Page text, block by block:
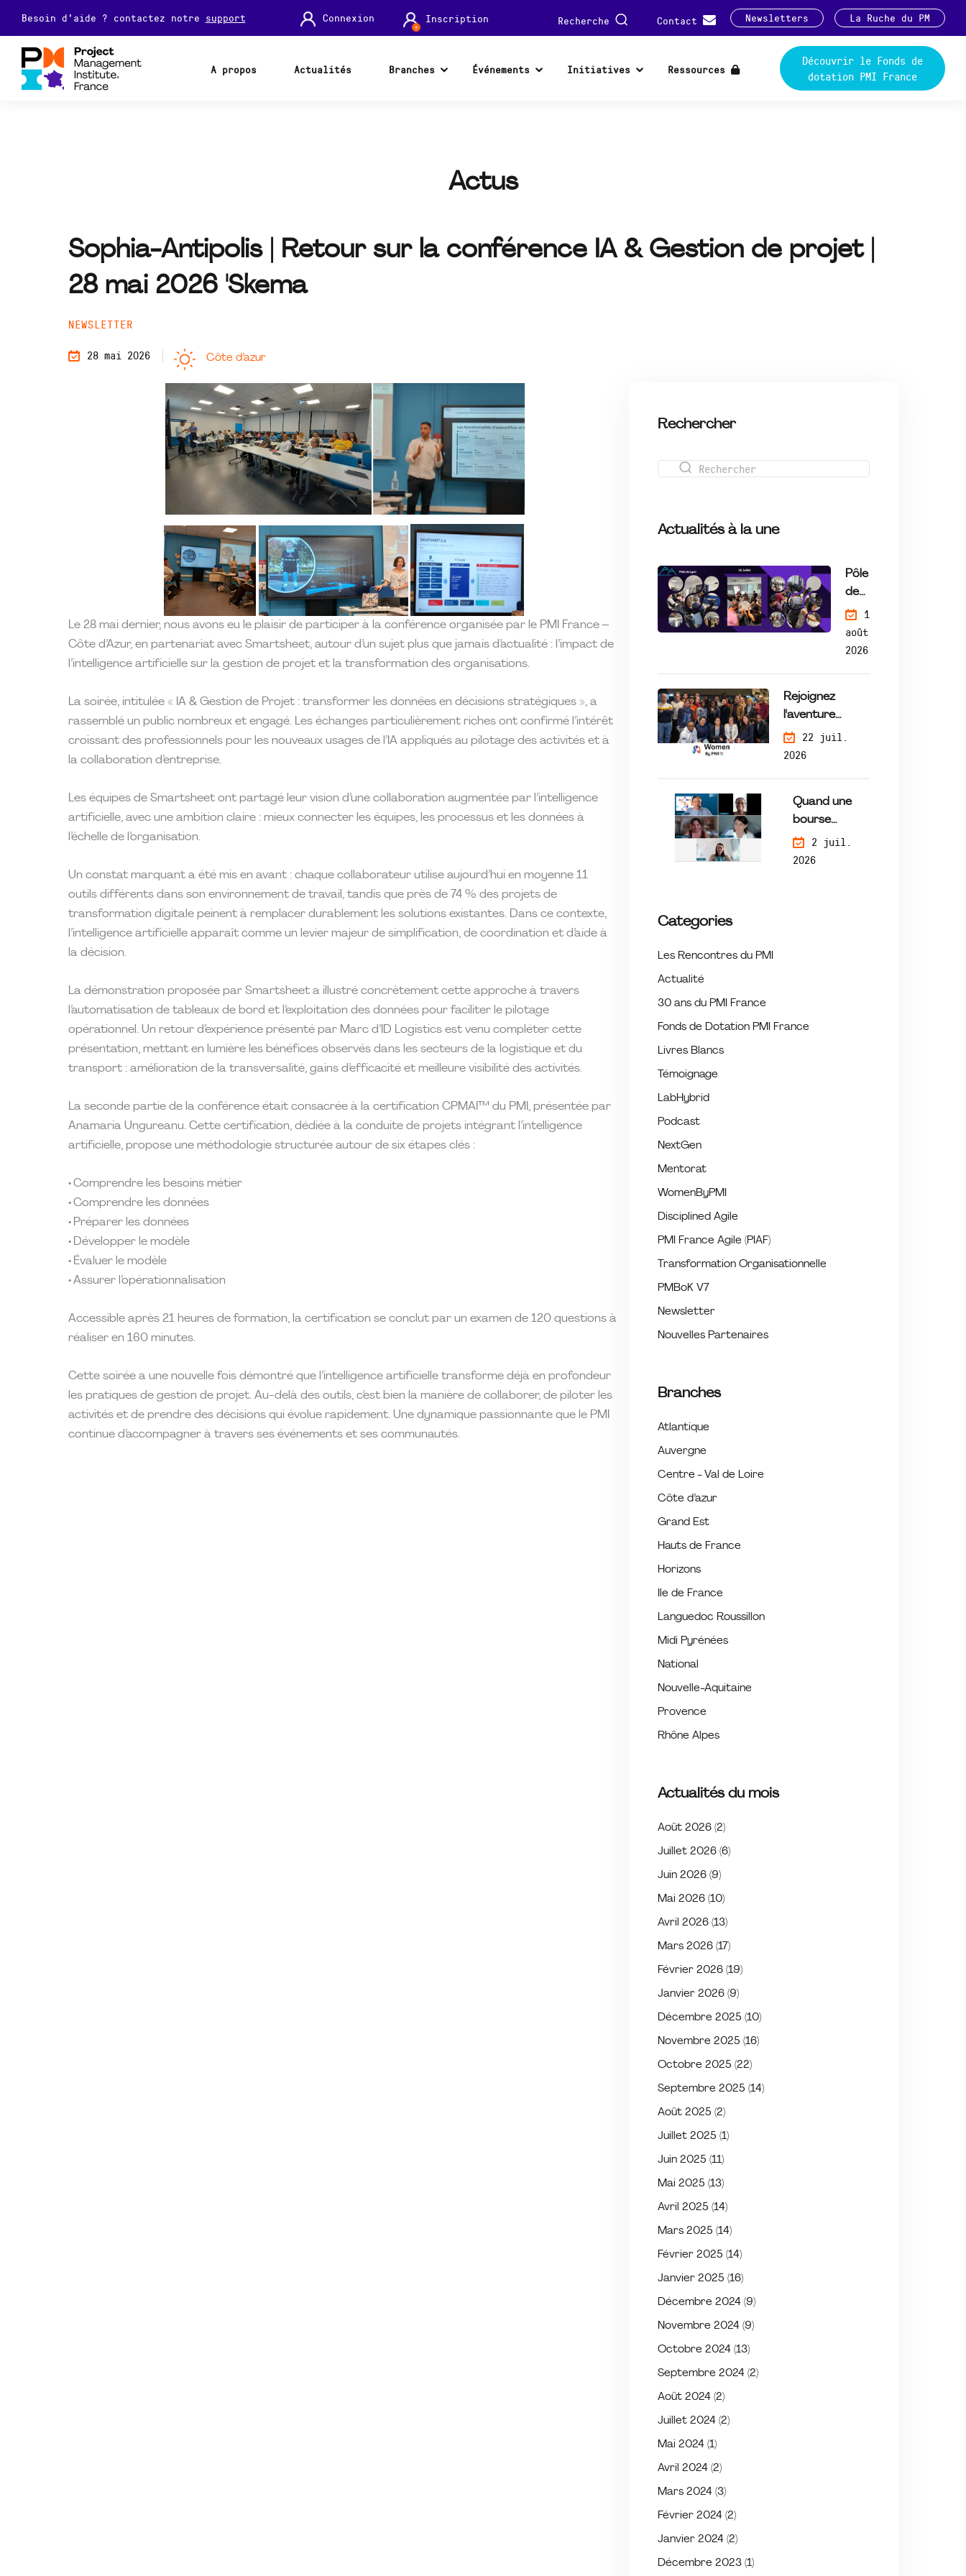
Besoin d'aide ? contactez notre support Connexion Inscription Recherche Contact Newsletters La Ruche du PM
A propos Actualités Branches Événements Initiatives Ressources
Découvrir le Fonds de
dotation PMI France
Actus
Sophia-Antipolis | Retour sur la conférence IA & Gestion de projet |
28 mai 2026 'Skema
NEWSLETTER
28 mai 2026 Côte d’azur
Le 28 mai dernier, nous avons eu le plaisir de participer à la conférence organisée par le PMI France –
Côte d’Azur, en partenariat avec Smartsheet, autour d’un sujet plus que jamais d’actualité : l’impact de
l’intelligence artificielle sur la gestion de projet et la transformation des organisations.
La soirée, intitulée « IA & Gestion de Projet : transformer les données en décisions stratégiques », a
rassemblé un public nombreux et engagé. Les échanges particulièrement riches ont confirmé l’intérêt
croissant des professionnels pour les nouveaux usages de l’IA appliqués au pilotage des activités et à
la collaboration d’entreprise.
Les équipes de Smartsheet ont partagé leur vision d’une collaboration augmentée par l’intelligence
artificielle, avec une ambition claire : mieux connecter les équipes, les processus et les données à
l’échelle de l’organisation.
Un constat marquant a été mis en avant : chaque collaborateur utilise aujourd’hui en moyenne 11
outils différents dans son environnement de travail, tandis que près de 74 % des projets de
transformation digitale peinent à remplacer durablement les solutions existantes. Dans ce contexte,
l’intelligence artificielle apparaît comme un levier majeur de simplification, de coordination et d’aide à
la décision.
La démonstration proposée par Smartsheet a illustré concrètement cette approche à travers
l’automatisation de tableaux de bord et l’exploitation des données pour faciliter le pilotage
opérationnel. Un retour d’expérience présenté par Marc d’ID Logistics est venu compléter cette
présentation, mettant en lumière les bénéfices observés dans les secteurs de la logistique et du
transport : amélioration de la transversalité, gains d’efficacité et meilleure visibilité des activités.
La seconde partie de la conférence était consacrée à la certification CPMAI™ du PMI, présentée par
Anamaria Ungureanu. Cette certification, dédiée à la conduite de projets intégrant l’intelligence
artificielle, propose une méthodologie structurée autour de six étapes clés :
• Comprendre les besoins métier
• Comprendre les données
• Préparer les données
• Développer le modèle
• Évaluer le modèle
• Assurer l’opérationnalisation
Accessible après 21 heures de formation, la certification se conclut par un examen de 120 questions à
réaliser en 160 minutes.
Cette soirée a une nouvelle fois démontré que l’intelligence artificielle transforme déjà en profondeur
les pratiques de gestion de projet. Au-delà des outils, c’est bien la manière de collaborer, de piloter les
activités et de prendre des décisions qui évolue rapidement. Une dynamique passionnante que le PMI
continue d’accompagner à travers ses événements et ses communautés.
Rechercher
Actualités à la une
Pôle
de
Lyo
n |
Ret
du
Juill
1
août
2026
Rejoignez
l'aventure
WomenByPMI
— Une mission
qui fait la
différence
22 juil.
2026
Quand une
bourse
change une
trajectoire :
2 juil.
2026
Categories
Les Rencontres du PMI
Actualité
30 ans du PMI France
Fonds de Dotation PMI France
Livres Blancs
Témoignage
LabHybrid
Podcast
NextGen
Mentorat
WomenByPMI
Disciplined Agile
PMI France Agile (PIAF)
Transformation Organisationnelle
PMBoK V7
Newsletter
Nouvelles Partenaires
Branches
Atlantique
Auvergne
Centre - Val de Loire
Côte d’azur
Grand Est
Hauts de France
Horizons
Ile de France
Languedoc Roussillon
Midi Pyrénées
National
Nouvelle-Aquitaine
Provence
Rhône Alpes
Actualités du mois
Août 2026 (2)
Juillet 2026 (6)
Juin 2026 (9)
Mai 2026 (10)
Avril 2026 (13)
Mars 2026 (17)
Février 2026 (19)
Janvier 2026 (9)
Décembre 2025 (10)
Novembre 2025 (16)
Octobre 2025 (22)
Septembre 2025 (14)
Août 2025 (2)
Juillet 2025 (1)
Juin 2025 (11)
Mai 2025 (13)
Avril 2025 (14)
Mars 2025 (14)
Février 2025 (14)
Janvier 2025 (16)
Décembre 2024 (9)
Novembre 2024 (9)
Octobre 2024 (13)
Septembre 2024 (2)
Août 2024 (2)
Juillet 2024 (2)
Mai 2024 (1)
Avril 2024 (2)
Mars 2024 (3)
Février 2024 (2)
Janvier 2024 (2)
Décembre 2023 (1)